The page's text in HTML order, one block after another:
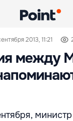
2013, 11:21
между